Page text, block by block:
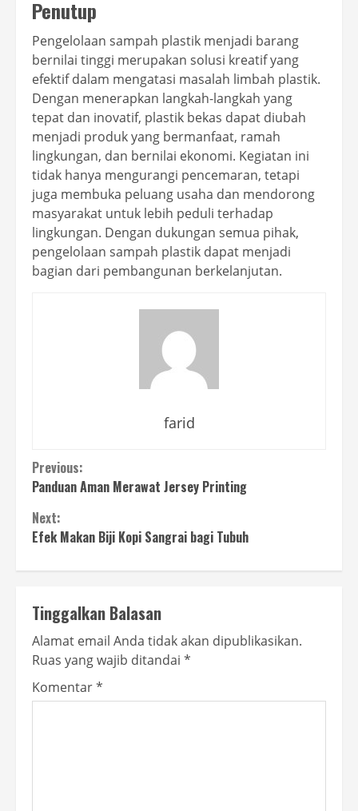
Penutup
Pengelolaan sampah plastik menjadi barang
bernilai tinggi merupakan solusi kreatif yang
efektif dalam mengatasi masalah limbah plastik.
Dengan menerapkan langkah-langkah yang
tepat dan inovatif, plastik bekas dapat diubah
menjadi produk yang bermanfaat, ramah
lingkungan, dan bernilai ekonomi. Kegiatan ini
tidak hanya mengurangi pencemaran, tetapi
juga membuka peluang usaha dan mendorong
masyarakat untuk lebih peduli terhadap
lingkungan. Dengan dukungan semua pihak,
pengelolaan sampah plastik dapat menjadi
bagian dari pembangunan berkelanjutan.
farid
Continue
Reading
Previous:
Panduan Aman Merawat Jersey Printing
Next:
Efek Makan Biji Kopi Sangrai bagi Tubuh
Tinggalkan Balasan
Alamat email Anda tidak akan dipublikasikan.
Ruas yang wajib ditandai *
Komentar*